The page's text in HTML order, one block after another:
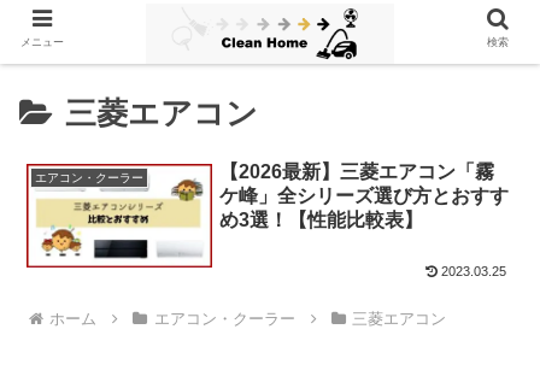
三菱エアコン
エアコン・クーラー
【2026最新】三菱エアコン「霧
ケ峰」全シリーズ選び方とおすす
め3選！【性能比較表】
2023.03.25
ホーム エアコン・クーラー 三菱エアコン
メニュー 検索